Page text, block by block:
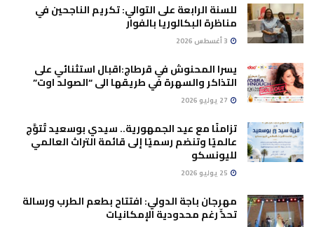
للسنة الرابعة على التوالي: تكريم الناجحين في
مناظرة البكالوريا بالفوار
يسرا المحنوش في قرطاج:اقبال استثنائي على
التذاكر والسهرة في طريقها الى “الصولد اوت”
تزامنًا مع عيد الجمهورية.. سيدي بوسعيد تُتوَّج
عالميًا وتنضم رسميًا إلى قائمة التراث العالمي
لليونسكو
مهرجان باجة الدولي: افتتاح بطعم الطرب ورسالة
تحدٍّ رغم محدودية الإمكانيات